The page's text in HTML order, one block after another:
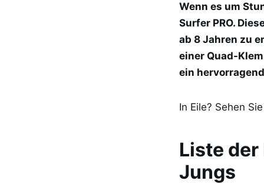
Wenn es um
Surfer PRO.
ab 8 Jahren zu
einer Quad-
ein
In Eile? Sehen
Liste
Jungs